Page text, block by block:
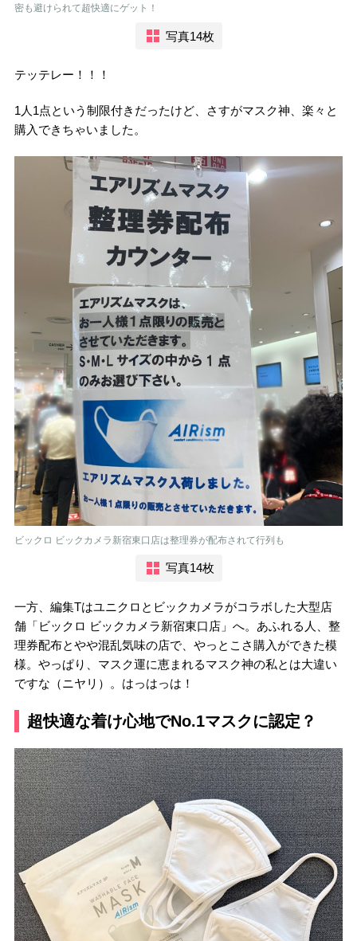
密も避けられて超快適にゲット！
写真14枚
テッテレー！！！
1人1点という制限付きだったけど、さすがマスク神、楽々と
購入できちゃいました。
ビックロ ビックカメラ新宿東口店は整理券が配布されて行列も
写真14枚
一方、編集Tはユニクロとビックカメラがコラボした大型店
舗「ビックロ ビックカメラ新宿東口店」へ。あふれる人、整
理券配布とやや混乱気味の店で、やっとこさ購入ができた模
様。やっぱり、マスク運に恵まれるマスク神の私とは大違い
ですな（ニヤリ）。はっはっは！
超快適な着け心地でNo.1マスクに認定？